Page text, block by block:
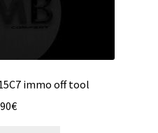
immo off tool
€